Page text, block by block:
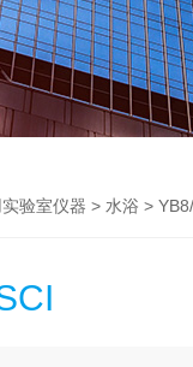
验室仪器 > 水浴 >